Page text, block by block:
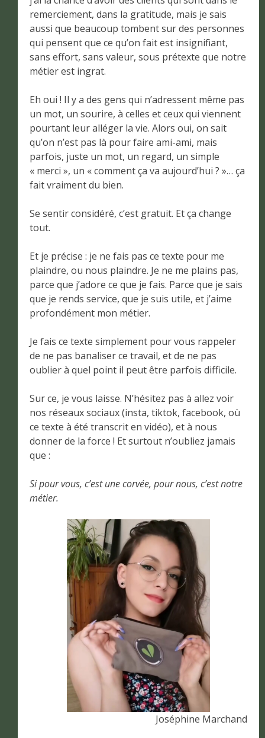
remerciement, dans la gratitude, mais je sais
aussi que beaucoup tombent sur des personnes
qui pensent que ce qu’on fait est insignifiant,
sans effort, sans valeur, sous prétexte que notre
métier est ingrat.
Eh oui ! Il y a des gens qui n’adressent même pas
un mot, un sourire, à celles et ceux qui viennent
pourtant leur alléger la vie. Alors oui, on sait
qu’on n’est pas là pour faire ami-ami, mais
parfois, juste un mot, un regard, un simple
« merci », un « comment ça va aujourd’hui ? »… ça
fait vraiment du bien.
Se sentir considéré, c’est gratuit. Et ça change
tout.
Et je précise : je ne fais pas ce texte pour me
plaindre, ou nous plaindre. Je ne me plains pas,
parce que j’adore ce que je fais. Parce que je sais
que je rends service, que je suis utile, et j’aime
profondément mon métier.
Je fais ce texte simplement pour vous rappeler
de ne pas banaliser ce travail, et de ne pas
oublier à quel point il peut être parfois difficile.
Sur ce, je vous laisse. N’hésitez pas à allez voir
nos réseaux sociaux (insta, tiktok, facebook, où
ce texte à été transcrit en vidéo), et à nous
donner de la force ! Et surtout n’oubliez jamais
que :
Si pour vous, c’est une corvée, pour nous, c’est notre
métier.
Joséphine Marchand